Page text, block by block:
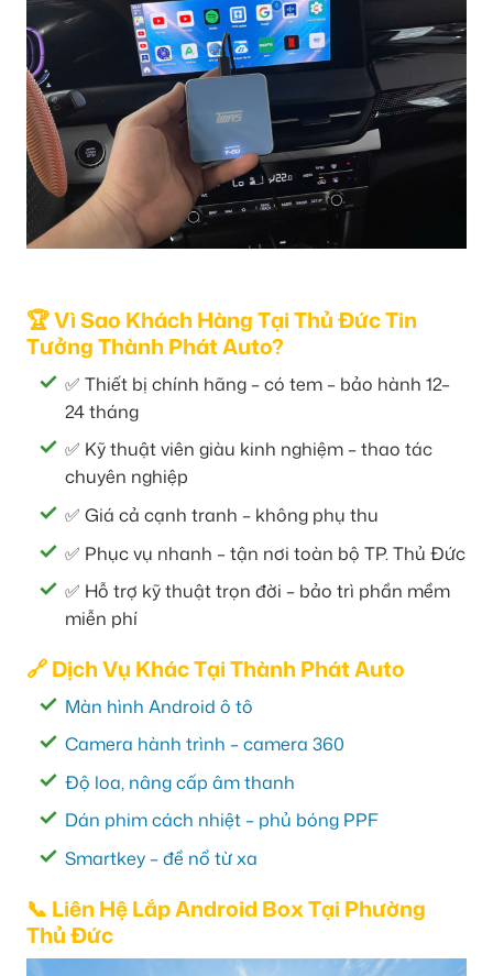
🏆 Vì Sao Khách Hàng Tại Thủ Đức Tin
Tưởng Thành Phát Auto?
✅ Thiết bị chính hãng – có tem – bảo hành 12–
24 tháng
✅ Kỹ thuật viên giàu kinh nghiệm – thao tác
chuyên nghiệp
✅ Giá cả cạnh tranh – không phụ thu
✅ Phục vụ nhanh – tận nơi toàn bộ TP. Thủ Đức
✅ Hỗ trợ kỹ thuật trọn đời – bảo trì phần mềm
miễn phí
🔗 Dịch Vụ Khác Tại Thành Phát Auto
Màn hình Android ô tô
Camera hành trình – camera 360
Độ loa, nâng cấp âm thanh
Dán phim cách nhiệt – phủ bóng PPF
Smartkey – đề nổ từ xa
📞 Liên Hệ Lắp Android Box Tại Phường
Thủ Đức